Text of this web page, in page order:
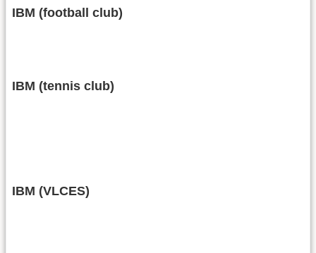
IBM (football club)
IBM (tennis club)
IBM (VLCES)